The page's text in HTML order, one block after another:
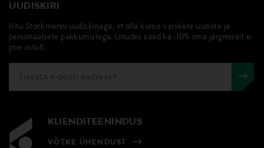
UUDISKIRI
Liitu Stockmanni uudiskirjaga, et olla kursis värskete uudiste ja
personaalsete pakkumistega. Liitudes saad ka -10% oma järgmiselt e-
poe ostult.
KLIENDITEENINDUS
VÕTKE ÜHENDUST